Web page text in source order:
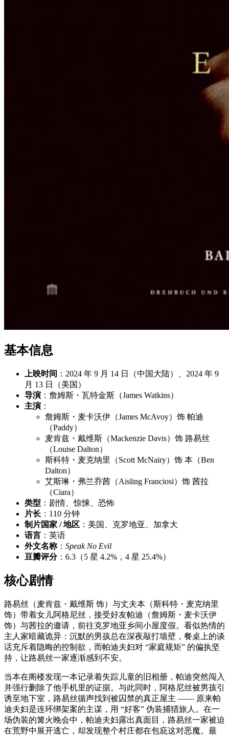
基本信息
上映时间 ：2024 年 9 月 14 日（中国大陆）、2024 年 9
月 13 日（美国）
导演 ：詹姆斯・瓦特金斯（James Watkins）
主演 ：
詹姆斯・麦卡沃伊（James McAvoy）饰 帕迪
（Paddy）
麦肯兹・戴维斯（Mackenzie Davis）饰 路易丝
（Louise Dalton）
斯科特・麦克纳里（Scott McNairy）饰 本（Ben
Dalton）
艾斯琳・弗兰乔茜（Aisling Franciosi）饰 茜拉
（Ciara）
类型 ：剧情、惊悚、恐怖
片长 ：110 分钟
制片国家 / 地区 ：美国、克罗地亚、加拿大
语言 ：英语
外文名称： Speak No Evil
豆瓣评分：6.3（5 星 4.2%，4 星 25.4%）
核心剧情
路易丝（麦肯兹・戴维斯 饰）与丈夫本（斯科特・麦克纳里
饰）带着女儿阿格尼丝，接受好友帕迪（詹姆斯・麦卡沃伊
饰）与茜拉的邀请，前往克罗地亚乡间小屋度假。看似热情的
主人家暗藏诡异：沉默的男孩总在深夜敲打墙壁，餐桌上的谈
话充斥着隐晦的控制欲，而帕迪夫妇对 “家庭规矩” 的偏执坚
持，让路易丝一家逐渐感到不安。
当本在阁楼发现一本记录着失踪儿童的旧相册，帕迪突然闯入
并强行删除了他手机里的证据。与此同时，阿格尼丝被男孩引
诱至地下室，路易丝循声找到被囚禁的真正屋主 —— 原来帕
迪夫妇是连环绑架案的主谋，用 “好客” 伪装捕猎旅人。在一
场伪装的篝火晚会中，帕迪夫妇露出真面目，路易丝一家被迫
在荒野中展开逃亡，却发现整个村庄都在包庇这对恶魔。最